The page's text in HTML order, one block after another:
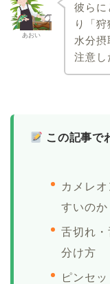
あおい
彼らに
り「
水分摂
注意し
この記事で
カメレ
すいのか
舌切れ
分け方
ピンセ